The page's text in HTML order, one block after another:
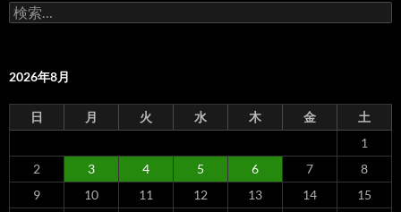
検
索:
2026年8月
日 月 火 水 木 金
土
1
2
3 4 5 6 7
8
9
10 11 12 13 14
15